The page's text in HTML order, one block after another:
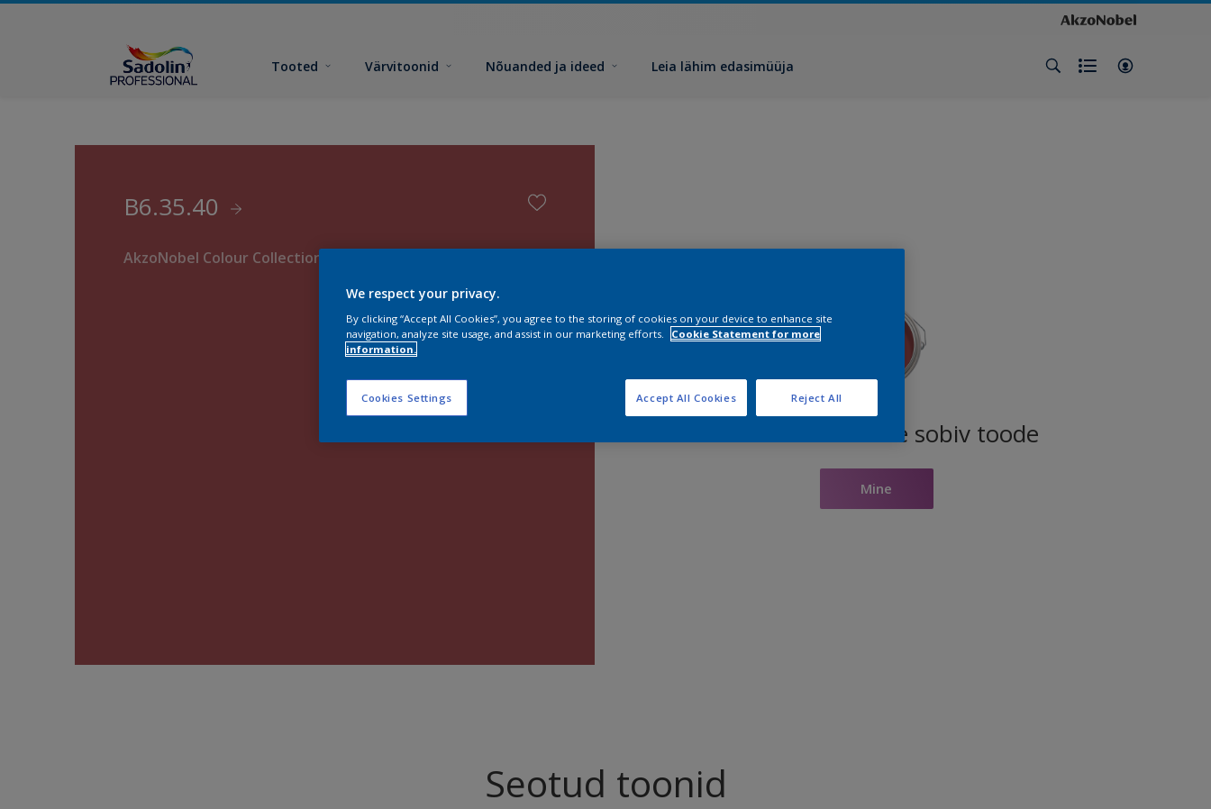
Tooted Värvitoonid Nõuanded ja ideed Leia lähim edasimüüja
B6.35.40
AkzoNobel Colour Collection
Leia sellele toonile sobiv toode
Mine
Seotud toonid
We respect your privacy.
By clicking “Accept All Cookies”, you agree to the storing of cookies on your device to enhance site
navigation, analyze site usage, and assist in our marketing efforts.
Cookie Statement for more
information.
Cookies Settings Reject All
Accept All Cookies